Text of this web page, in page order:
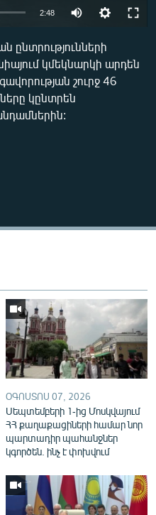
2:48
կմեկնարկի արդեն
շուրջ 46
կընտրեն
ՕԳՈՍՏՈՍ 07, 2026
Սեպտեմբերի 1-ից Մոսկվայում
ՀՀ քաղաքացիների համար նոր
պարտադիր պահանջներ
կգործեն. ինչ է փոխվում